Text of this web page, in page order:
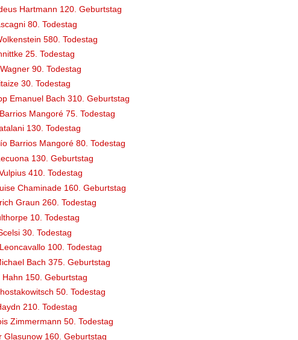
Hartmann 120. Geburtstag
80. Todestag
580. Todestag
25. Todestag
90. Todestag
30. Todestag
Emanuel Bach 310. Geburtstag
Mangoré 75. Todestag
130. Todestag
Barrios Mangoré 80. Todestag
130. Geburtstag
410. Todestag
Chaminade 160. Geburtstag
Graun 260. Todestag
10. Todestag
30. Todestag
100. Todestag
Bach 375. Geburtstag
150. Geburtstag
50. Todestag
210. Todestag
Zimmermann 50. Todestag
Glasunow 160. Geburtstag